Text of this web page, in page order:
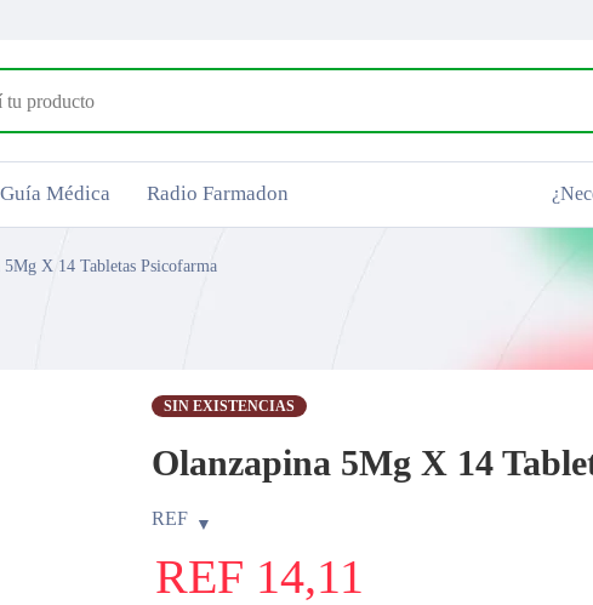
Guía Médica Radio Farmadon
5Mg X 14 Tabletas Psicofarma
SIN EXISTENCIAS
Olanzapina 5Mg X 14
REF
REF 14,11